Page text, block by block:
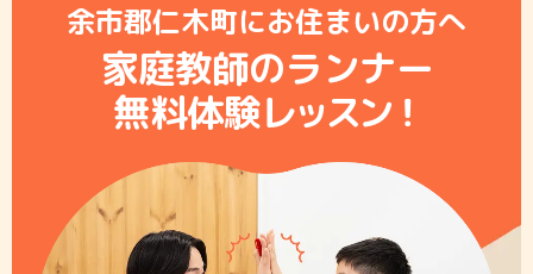
余市郡仁木町にお住まいの方へ
家庭教師のランナー
無料体験レッスン！